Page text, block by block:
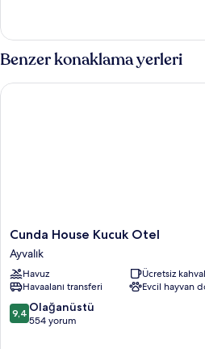
hakkında
daha
fazla
detay
Benzer konaklama yerleri
Cunda
House
Kucuk
Otel
Ayvalık
Cunda House Kucuk Otel
Ayvalık
Havuz
Ücretsiz
Havaalanı transferi
Evcil hayvan
10
üzerinden
9,4 Olağanüstü
554 yorum
Cunda House Kucuk Otel